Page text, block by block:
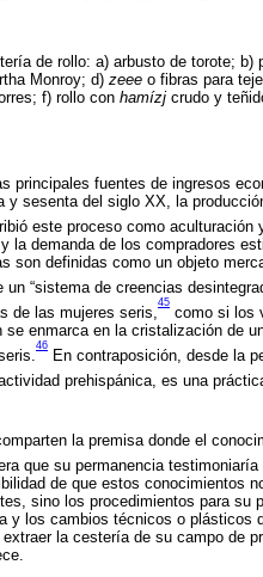
de rollo: a) arbusto de torote; b)
Monroy; d) zeee o fibras para
f) rollo con hamízj crudo y
principales fuentes de ingresos
sesenta del siglo XX, la
este proceso como aculturación
la demanda de los compradores
definidas como un objeto
“sistema de creencias
de las mujeres seris,
45
como si los
enmarca en la cristalización de
46
En contraposición, desde la
prehispánica, es una
la premisa donde el
que su permanencia
de que estos conocimientos
sino los procedimientos para su
y los cambios técnicos o plásticos
la cestería de su campo de